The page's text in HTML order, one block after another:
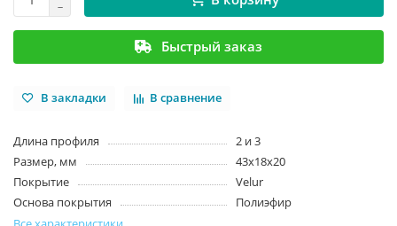
Быстрый заказ
В закладки В сравнение
Длина профиля
2 и 3
Размер, мм
43х18х20
Покрытие
Velur
Основа покрытия
Полиэфир